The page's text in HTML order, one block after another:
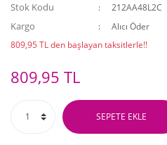
Stok Kodu 212AA48L2C
Kargo
Alıcı Öder
809,95 TL den başlayan taksitlerle!!
809,95 TL
SEPETE EKLE